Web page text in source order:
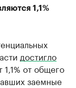
1,1%
достигло
1,1% от общего
заемные